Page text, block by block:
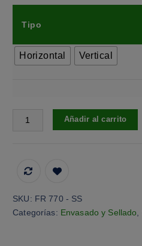
Tipo
Horizontal Vertical
Añadir al carrito
SKU: FR 770 - SS
Categorías: Envasado y Sellado